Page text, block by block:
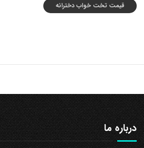
قیمت تخت خواب دخترانه
درباره ما